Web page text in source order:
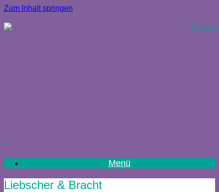
Zum Inhalt springen
Menü
Liebscher & Bracht